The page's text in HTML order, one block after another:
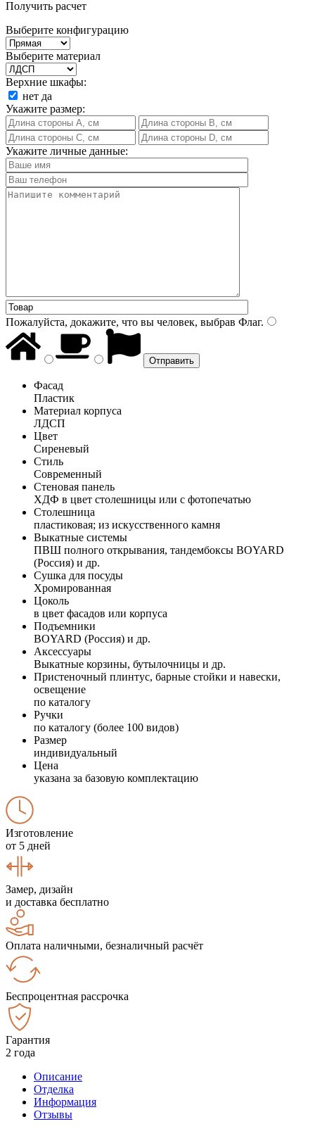
Получить расчет
Выберите конфигурацию
Выберите материал
Верхние шкафы:
нет да
Укажите размер:
Укажите личные данные:
Пожалуйста, докажите, что вы человек, выбрав Флаг.
Фасад
Пластик
Материал корпуса
ЛДСП
Цвет
Сиреневый
Стиль
Современный
Стеновая панель
ХДФ в цвет столешницы или с фотопечатью
Столешница
пластиковая; из искусственного камня
Выкатные системы
ПВШ полного открывания, тандембоксы BOYARD
(Россия) и др.
Сушка для посуды
Хромированная
Цоколь
в цвет фасадов или корпуса
Подъемники
BOYARD (Россия) и др.
Аксессуары
Выкатные корзины, бутылочницы и др.
Пристеночный плинтус, барные стойки и навески,
освещение
по каталогу
Ручки
по каталогу (более 100 видов)
Размер
индивидуальный
Цена
указана за базовую комплектацию
Изготовление
от 5 дней
Замер, дизайн
и доставка бесплатно
Оплата наличными, безналичный расчёт
Беспроцентная рассрочка
Гарантия
2 года
Описание
Отделка
Информация
Отзывы